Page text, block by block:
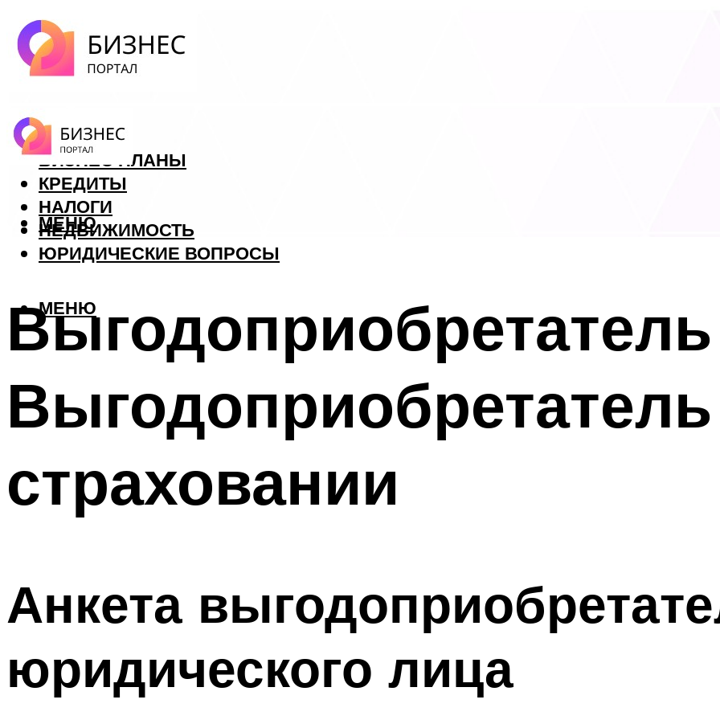
ФОРЕКС
БИЗНЕС ПЛАНЫ
КРЕДИТЫ
НАЛОГИ
НЕДВИЖИМОСТЬ
ЮРИДИЧЕСКИЕ ВОПРОСЫ
МЕНЮ
МЕНЮ
страховании
Анкета
юридического лица